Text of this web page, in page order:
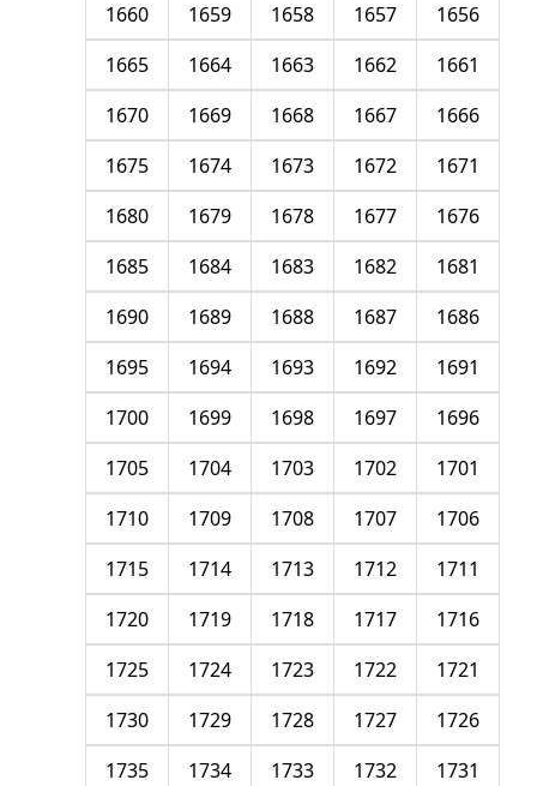
1656
1657
1658
1659
1660
1661
1662
1663
1664
1665
1666
1667
1668
1669
1670
1671
1672
1673
1674
1675
1676
1677
1678
1679
1680
1681
1682
1683
1684
1685
1686
1687
1688
1689
1690
1691
1692
1693
1694
1695
1696
1697
1698
1699
1700
1701
1702
1703
1704
1705
1706
1707
1708
1709
1710
1711
1712
1713
1714
1715
1716
1717
1718
1719
1720
1721
1722
1723
1724
1725
1726
1727
1728
1729
1730
1731
1732
1733
1734
1735